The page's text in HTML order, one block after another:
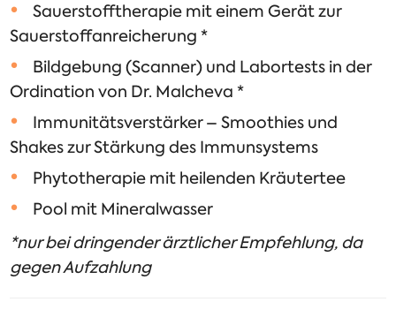
Sauerstofftherapie mit einem Gerät zur
Sauerstoffanreicherung *
Bildgebung (Scanner) und Labortests in der
Ordination von Dr. Malcheva *
Immunitätsverstärker – Smoothies und
Shakes zur Stärkung des Immunsystems
Phytotherapie mit heilenden Kräutertee
Pool mit Mineralwasser
*nur bei dringender ärztlicher Empfehlung, da
gegen Aufzahlung